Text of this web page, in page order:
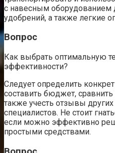
с навесным оборудованием
удобрений, а также легкие
Вопрос
Как выбрать оптимальную
эффективности?
Следует определить
составить бюджет,
также учесть отзывы
специалистов. Не стоит
если можно эффективно
простыми средствами.